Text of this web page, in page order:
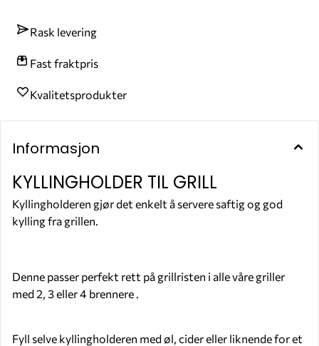
Rask levering
Fast fraktpris
Kvalitetsprodukter
Informasjon
KYLLINGHOLDER TIL GRILL
Kyllingholderen gjør det enkelt å servere saftig og god
kylling fra grillen.
Denne passer perfekt rett på grillristen i alle våre griller
med 2, 3 eller 4 brennere .
Fyll selve kyllingholderen med øl, cider eller liknende for et